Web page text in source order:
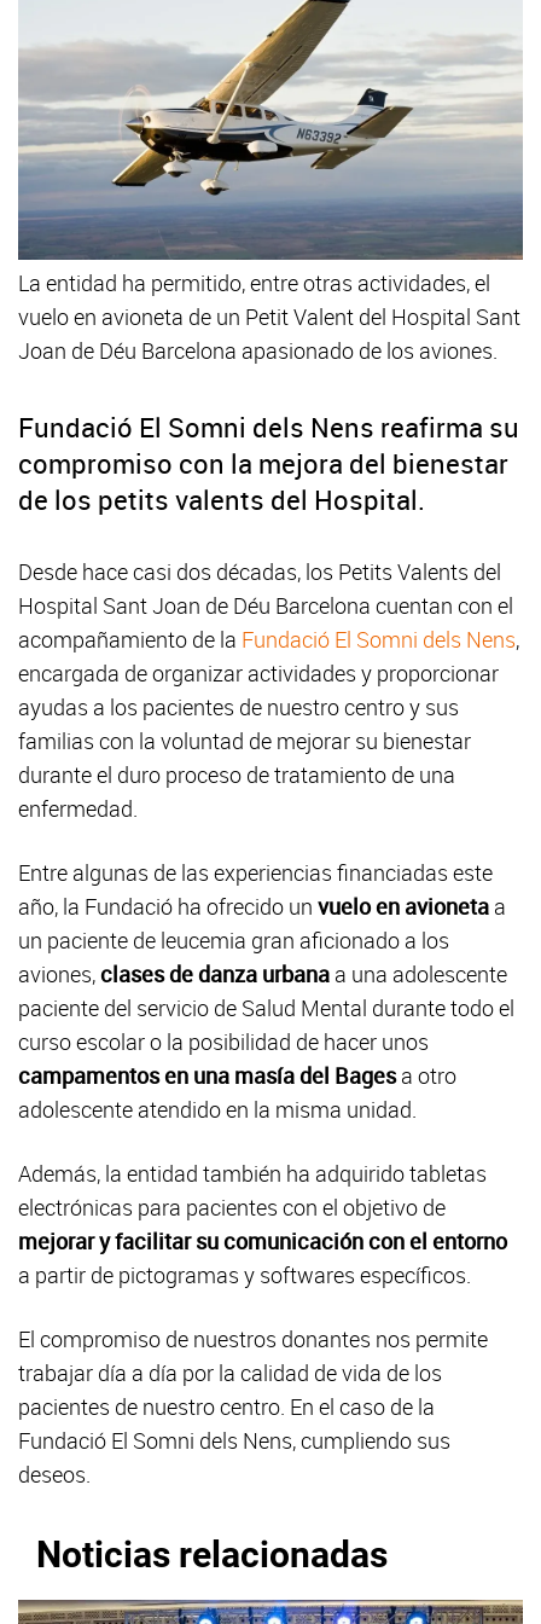
La entidad ha permitido, entre otras actividades, el
vuelo en avioneta de un Petit Valent del Hospital Sant
Joan de Déu Barcelona apasionado de los aviones.
Fundació El Somni dels Nens reafirma su
compromiso con la mejora del bienestar
de los petits valents del Hospital.
Desde hace casi dos décadas, los Petits Valents del
Hospital Sant Joan de Déu Barcelona cuentan con el
acompañamiento de la Fundació El Somni dels Nens,
encargada de organizar actividades y proporcionar
ayudas a los pacientes de nuestro centro y sus
familias con la voluntad de mejorar su bienestar
durante el duro proceso de tratamiento de una
enfermedad.
Entre algunas de las experiencias financiadas este
año, la Fundació ha ofrecido un vuelo en avioneta a
un paciente de leucemia gran aficionado a los
aviones,clases de danza urbana a una adolescente
paciente del servicio de Salud Mental durante todo el
curso escolar o la posibilidad de hacer unos
campamentos en una masía del Bagesa otro
adolescente atendido en la misma unidad.
Además, la entidad también ha adquirido tabletas
electrónicas para pacientes con el objetivo de
mejorar y facilitar su comunicación con el entorno
a partir de pictogramas y softwares específicos.
El compromiso de nuestros donantes nos permite
trabajar día a día por la calidad de vida de los
pacientes de nuestro centro. En el caso de la
Fundació El Somni dels Nens, cumpliendo sus
deseos.
Noticias relacionadas